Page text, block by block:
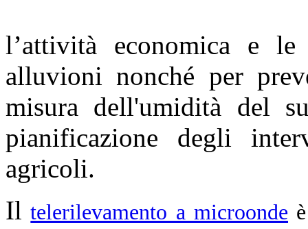
l’attività economica e
alluvioni nonché per
misura dell'umidità del
pianificazione degli
agricoli.
Il telerilevamento a microonde